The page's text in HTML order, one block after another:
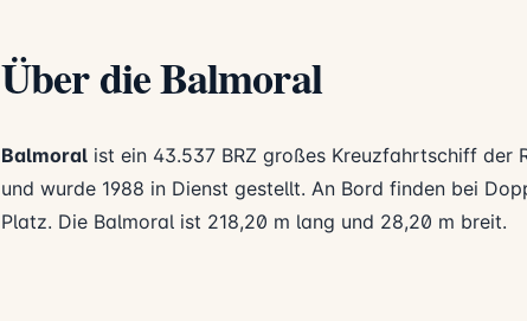
Über die Balmoral
Balmoral ist ein 43.537 BRZ großes Kreuzfahrtschiff der
und wurde 1988 in Dienst gestellt. An Bord finden bei
Platz. Die Balmoral ist 218,20 m lang und 28,20 m breit.